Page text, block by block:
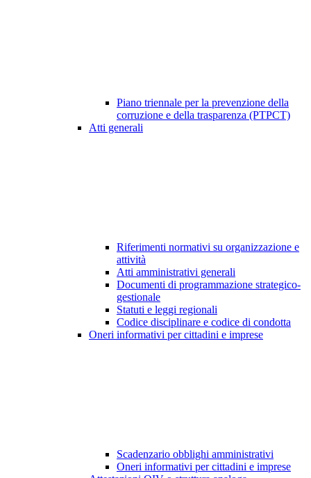
Piano triennale per la prevenzione della
corruzione e della trasparenza (PTPCT)
Atti generali
Riferimenti normativi su organizzazione e
attività
Atti amministrativi generali
Documenti di programmazione strategico-
gestionale
Statuti e leggi regionali
Codice disciplinare e codice di condotta
Oneri informativi per cittadini e imprese
Scadenzario obblighi amministrativi
Oneri informativi per cittadini e imprese